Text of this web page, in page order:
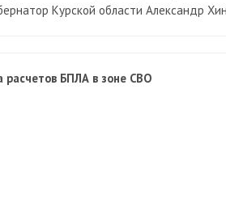
Курской области Александр
расчетов БПЛА в зоне СВО